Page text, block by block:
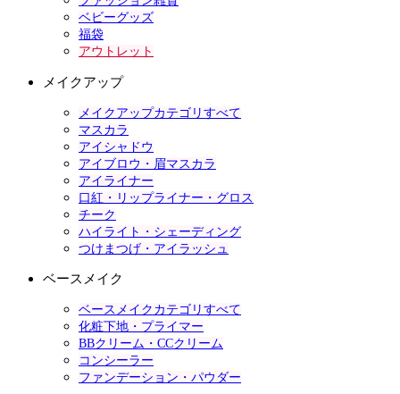
ベビーグッズ
福袋
アウトレット
メイクアップ
メイクアップカテゴリすべて
マスカラ
アイシャドウ
アイブロウ・眉マスカラ
アイライナー
口紅・リップライナー・グロス
チーク
ハイライト・シェーディング
つけまつげ・アイラッシュ
ベースメイク
ベースメイクカテゴリすべて
化粧下地・プライマー
BBクリーム・CCクリーム
コンシーラー
ファンデーション・パウダー